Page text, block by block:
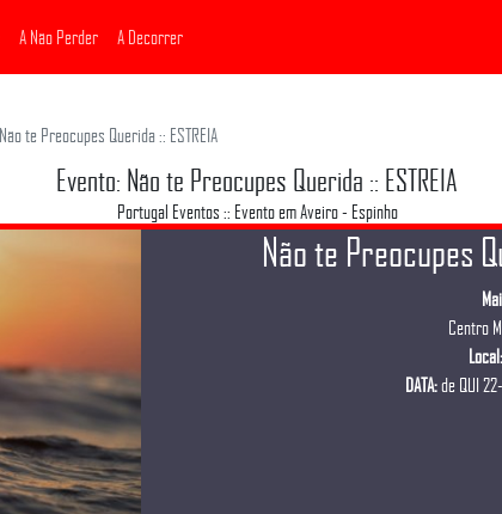
A Não Perder A Decorrer
Não te Preocupes Querida :: ESTREIA
Evento: Não te Preocupes Querida :: ESTREIA
Portugal Eventos :: Evento em Aveiro - Espinho
Não te Preocupes
Centro
Local:
DATA:de QUI